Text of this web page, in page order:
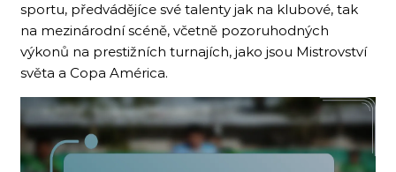
sportu, předvádějíce své talenty jak na klubové, tak
na mezinárodní scéně, včetně pozoruhodných
výkonů na prestižních turnajích, jako jsou Mistrovství
světa a Copa América.